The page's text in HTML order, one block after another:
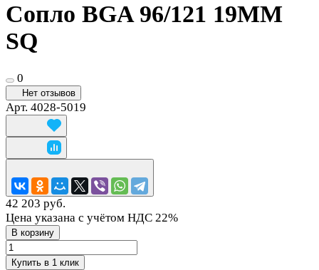
Сопло BGA 96/121 19MM
SQ
0
Нет отзывов
Арт. 4028-5019
42 203 руб.
Цена указана с учётом НДС 22%
В корзину
Купить в 1 клик